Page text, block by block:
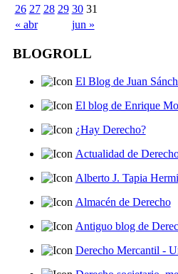
« abr jun »
26 27 28 29 30 31
BLOGROLL
El Blog de Juan
El blog de Enrique
¿Hay Derecho?
Actualidad de
Alberto J. Tapia
Almacén de Derecho
Antiguo blog de
Derecho Mercantil -